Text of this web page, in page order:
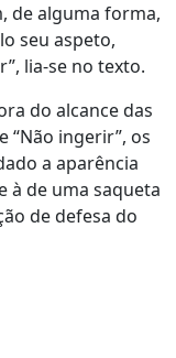
de alguma forma,
seu aspeto,
lia-se no texto.
do alcance das
“Não ingerir”, os
a aparência
à de uma saqueta
de defesa do